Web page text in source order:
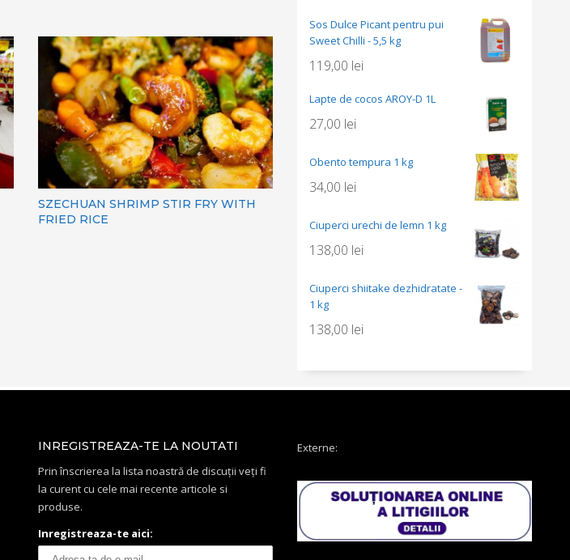
SZECHUAN SHRIMP STIR FRY WITH
FRIED RICE
Sos Dulce Picant pentru pui
Sweet Chilli - 5,5 kg
119,00 lei
Lapte de cocos AROY-D 1L
27,00 lei
Obento tempura 1 kg
34,00 lei
Ciuperci urechi de lemn 1 kg
138,00 lei
Ciuperci shiitake dezhidratate -
1 kg
138,00 lei
INREGISTREAZA-TE LA NOUTATI
Prin înscrierea la lista noastră de discuții veți fi
la curent cu cele mai recente articole si
produse.
Inregistreaza-te aici:
Externe: